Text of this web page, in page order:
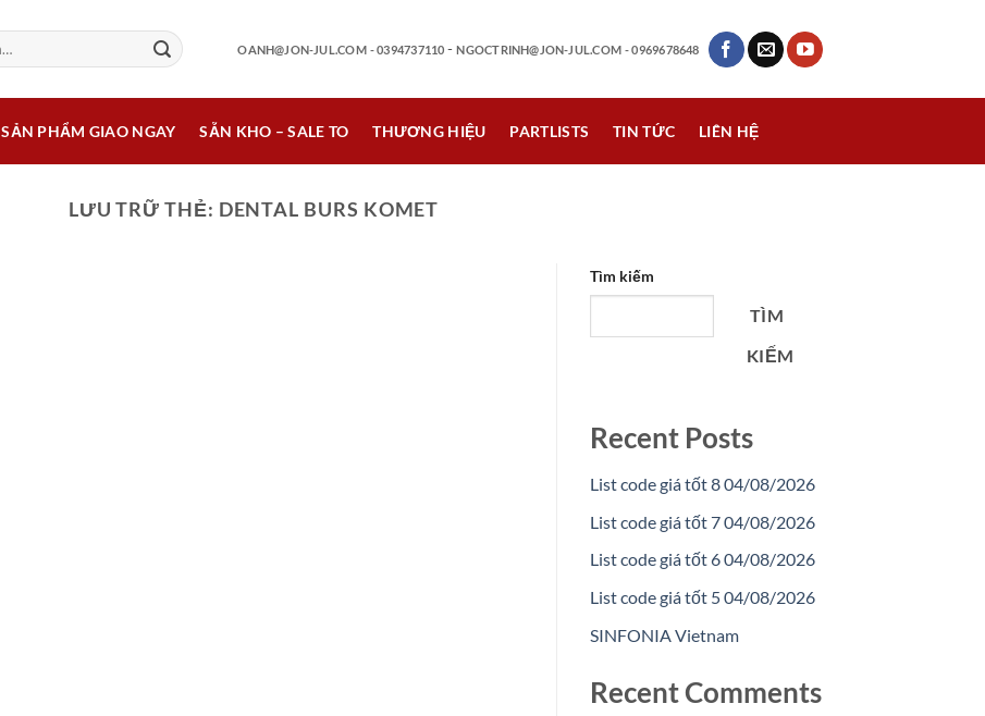
OANH@JON-JUL.COM - 0394737110 -NGOCTRINH@JON-JUL.COM - 0969678648
SẢN PHẨM GIAO NGAY SẴN KHO – SALE TO THƯƠNG HIỆU PARTLISTS TIN TỨC LIÊN HỆ
LƯU TRỮ THẺ: DENTAL BURS KOMET
Tìm kiếm
TÌM
KIẾM
Recent Posts
List code giá tốt 8 04/08/2026
List code giá tốt 7 04/08/2026
List code giá tốt 6 04/08/2026
List code giá tốt 5 04/08/2026
SINFONIA Vietnam
Recent Comments